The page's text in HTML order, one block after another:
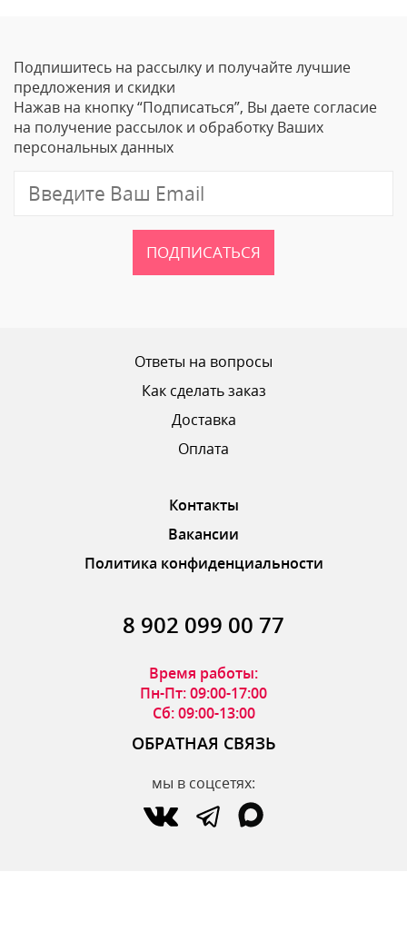
Ваше Имя
Email
ОТПРАВИТЬ ОТЗЫВ
Подпишитесь на рассылку и получайте лучшие
предложения и скидки
Нажав на кнопку “Подписаться”, Вы даете согласие
на получение рассылок и обработку Ваших
персональных данных
ПОДПИСАТЬСЯ
Ответы на вопросы
Как сделать заказ
Доставка
Оплата
Контакты
Вакансии
Политика конфиденциальности
8 902 099 00 77
Время работы:
Пн-Пт: 09:00-17:00
Сб: 09:00-13:00
ОБРАТНАЯ СВЯЗЬ
мы в соцсетях: